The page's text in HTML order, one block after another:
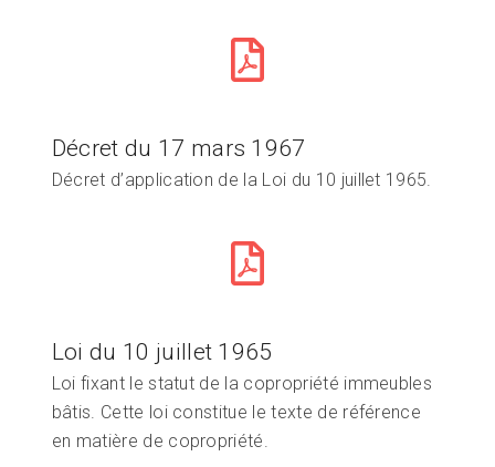
Décret du 17 mars 1967
Décret d’application de la Loi du 10 juillet 1965.
Loi du 10 juillet 1965
Loi fixant le statut de la copropriété immeubles
bâtis. Cette loi constitue le texte de référence
en matière de copropriété.